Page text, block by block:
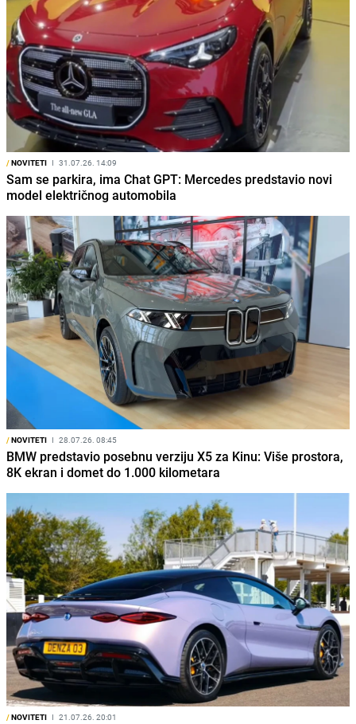
/NOVITETI I 31.07.26. 14:09
Sam se parkira, ima Chat GPT: Mercedes predstavio novi
model električnog automobila
/NOVITETI I 28.07.26. 08:45
BMW predstavio posebnu verziju X5 za Kinu: Više prostora,
8K ekran i domet do 1.000 kilometara
/NOVITETI I 21.07.26. 20:01